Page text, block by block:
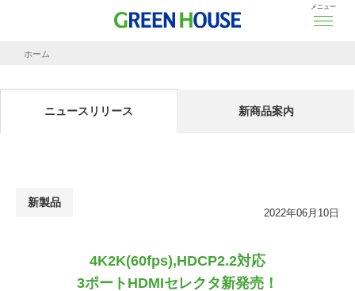
メニュー
ホーム
ニュースリリース 新商品案内
新製品
2022年06月10日
4K2K(60fps),HDCP2.2対応
3ポートHDMIセレクタ新発売！